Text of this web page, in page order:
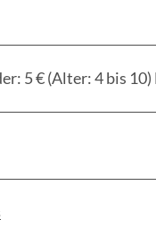
5 € (Alter: 4 bis